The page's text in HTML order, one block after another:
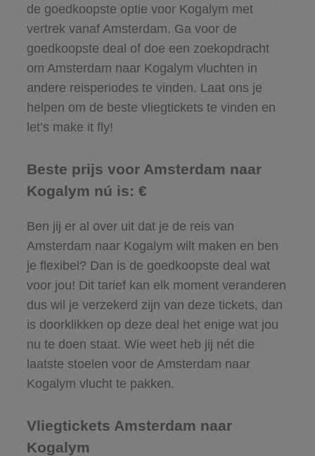
de goedkoopste optie voor Kogalym met
vertrek vanaf Amsterdam. Ga voor de
goedkoopste deal of doe een zoekopdracht
om Amsterdam naar Kogalym vluchten in
andere reisperiodes te vinden. Laat ons je
helpen om de beste vliegtickets te vinden en
let’s make it fly!
Beste prijs voor Amsterdam naar
Kogalym nú is: €
Ben jij er al over uit dat je de reis van
Amsterdam naar Kogalym wilt maken en ben
je flexibel? Dan is de goedkoopste deal wat
voor jou! Dit tarief kan elk moment veranderen
dus wil je verzekerd zijn van deze tickets, dan
is doorklikken op deze deal het enige wat jou
nu te doen staat. Wie weet heb jij nét die
laatste stoelen voor de Amsterdam naar
Kogalym vlucht te pakken.
Vliegtickets Amsterdam naar
Kogalym